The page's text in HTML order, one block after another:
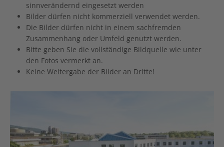
sinnverändernd eingesetzt werden
Bilder dürfen nicht kommerziell verwendet werden.
Die Bilder dürfen nicht in einem sachfremden
Zusammenhang oder Umfeld genutzt werden.
Bitte geben Sie die vollständige Bildquelle wie unter
den Fotos vermerkt an.
Keine Weitergabe der Bilder an Dritte!